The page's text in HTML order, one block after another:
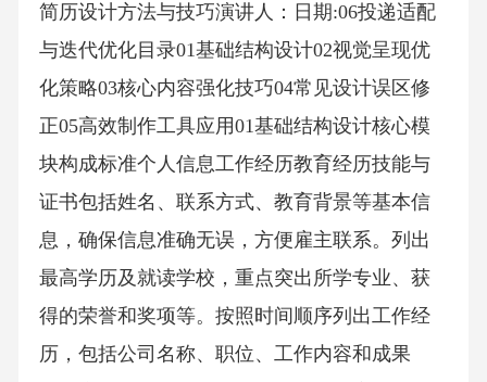
简历设计方法与技巧演讲人：日期:06投递适配
与迭代优化目录01基础结构设计02视觉呈现优
化策略03核心内容强化技巧04常见设计误区修
正05高效制作工具应用01基础结构设计核心模
块构成标准个人信息工作经历教育经历技能与
证书包括姓名、联系方式、教育背景等基本信
息，确保信息准确无误，方便雇主联系。列出
最高学历及就读学校，重点突出所学专业、获
得的荣誉和奖项等。按照时间顺序列出工作经
历，包括公司名称、职位、工作内容和成果